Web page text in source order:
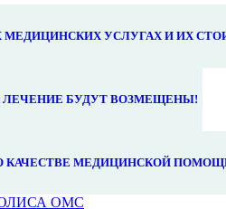
МЕДИЦИНСКИХ УСЛУГАХ И ИХ
ЛЕЧЕНИЕ БУДУТ ВОЗМЕЩЕНЫ!
КАЧЕСТВЕ МЕДИЦИНСКОЙ
ОМС